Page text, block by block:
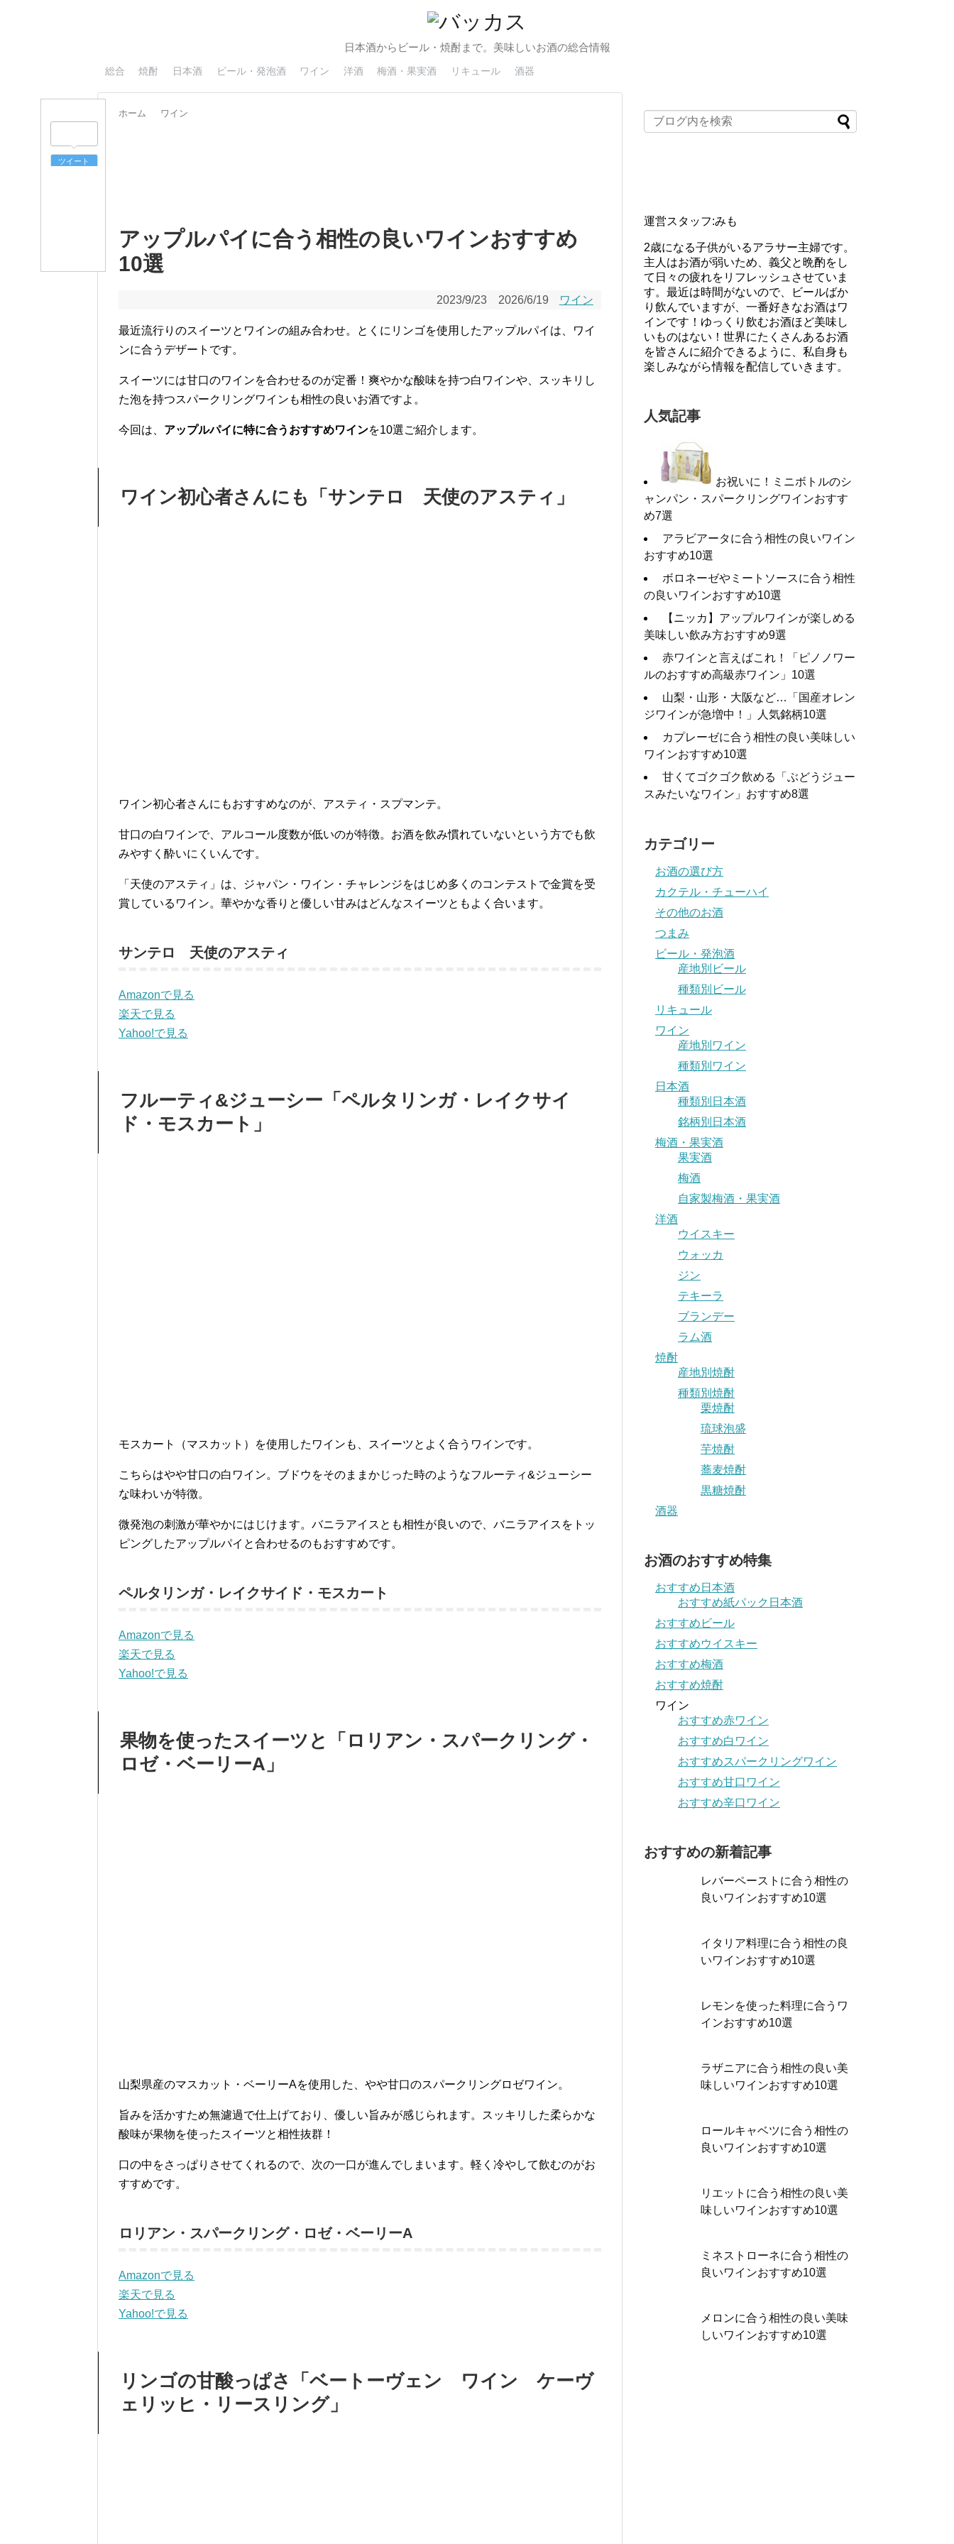
日本酒からビール・焼酎まで。美味しいお酒の総合情報
総合 焼酎 日本酒 ビール・発泡酒 ワイン 洋酒 梅酒・果実酒 リキュール 酒器
ホーム ワイン
ツイート
アップルパイに合う相性の良いワインおすすめ
10選
2023/9/23 2026/6/19 ワイン
最近流行りのスイーツとワインの組み合わせ。とくにリンゴを使用したアップルパイは、ワイ
ンに合うデザートです。
スイーツには甘口のワインを合わせるのが定番！爽やかな酸味を持つ白ワインや、スッキリし
た泡を持つスパークリングワインも相性の良いお酒ですよ。
今回は、 アップルパイに特に合うおすすめワインを10選ご紹介します。
ワイン初心者さんにも「サンテロ 天使のアスティ」
ワイン初心者さんにもおすすめなのが、アスティ・スプマンテ。
甘口の白ワインで、アルコール度数が低いのが特徴。お酒を飲み慣れていないという方でも飲
みやすく酔いにくいんです。
「天使のアスティ」は、ジャパン・ワイン・チャレンジをはじめ多くのコンテストで金賞を受
賞しているワイン。華やかな香りと優しい甘みはどんなスイーツともよく合います。
サンテロ 天使のアスティ
Amazonで見る
楽天で見る
Yahoo!で見る
フルーティ&ジューシー「ペルタリンガ・レイクサイ
ド・モスカート」
モスカート（マスカット）を使用したワインも、スイーツとよく合うワインです。
こちらはやや甘口の白ワイン。ブドウをそのままかじった時のようなフルーティ&ジューシー
な味わいが特徴。
微発泡の刺激が華やかにはじけます。バニラアイスとも相性が良いので、バニラアイスをトッ
ピングしたアップルパイと合わせるのもおすすめです。
ペルタリンガ・レイクサイド・モスカート
Amazonで見る
楽天で見る
Yahoo!で見る
果物を使ったスイーツと「ロリアン・スパークリング・
ロゼ・ベーリーA」
山梨県産のマスカット・ベーリーAを使用した、やや甘口のスパークリングロゼワイン。
旨みを活かすため無濾過で仕上げており、優しい旨みが感じられます。スッキリした柔らかな
酸味が果物を使ったスイーツと相性抜群！
口の中をさっぱりさせてくれるので、次の一口が進んでしまいます。軽く冷やして飲むのがお
すすめです。
ロリアン・スパークリング・ロゼ・ベーリーA
Amazonで見る
楽天で見る
Yahoo!で見る
リンゴの甘酸っぱさ「ベートーヴェン ワイン ケーヴ
ェリッヒ・リースリング」
運営スタッフ:みも
2歳になる子供がいるアラサー主婦です。
主人はお酒が弱いため、義父と晩酌をし
て日々の疲れをリフレッシュさせていま
す。最近は時間がないので、ビールばか
り飲んでいますが、一番好きなお酒はワ
インです！ゆっくり飲むお酒ほど美味し
いものはない！世界にたくさんあるお酒
を皆さんに紹介できるように、私自身も
楽しみながら情報を配信していきます。
人気記事
お祝いに！ミニボトルのシ
ャンパン・スパークリングワインおすす
め7選
アラビアータに合う相性の良いワイン
おすすめ10選
ボロネーゼやミートソースに合う相性
の良いワインおすすめ10選
【ニッカ】アップルワインが楽しめる
美味しい飲み方おすすめ9選
赤ワインと言えばこれ！「ピノノワー
ルのおすすめ高級赤ワイン」10選
山梨・山形・大阪など…「国産オレン
ジワインが急増中！」人気銘柄10選
カプレーゼに合う相性の良い美味しい
ワインおすすめ10選
甘くてゴクゴク飲める「ぶどうジュー
スみたいなワイン」おすすめ8選
カテゴリー
お酒の選び方
カクテル・チューハイ
その他のお酒
つまみ
ビール・発泡酒
産地別ビール
種類別ビール
リキュール
ワイン
産地別ワイン
種類別ワイン
日本酒
種類別日本酒
銘柄別日本酒
梅酒・果実酒
果実酒
梅酒
自家製梅酒・果実酒
洋酒
ウイスキー
ウォッカ
ジン
テキーラ
ブランデー
ラム酒
焼酎
産地別焼酎
種類別焼酎
栗焼酎
琉球泡盛
芋焼酎
蕎麦焼酎
黒糖焼酎
酒器
お酒のおすすめ特集
おすすめ日本酒
おすすめ紙パック日本酒
おすすめビール
おすすめウイスキー
おすすめ梅酒
おすすめ焼酎
ワイン
おすすめ赤ワイン
おすすめ白ワイン
おすすめスパークリングワイン
おすすめ甘口ワイン
おすすめ辛口ワイン
おすすめの新着記事
レバーペーストに合う相性の
良いワインおすすめ10選
イタリア料理に合う相性の良
いワインおすすめ10選
レモンを使った料理に合うワ
インおすすめ10選
ラザニアに合う相性の良い美
味しいワインおすすめ10選
ロールキャベツに合う相性の
良いワインおすすめ10選
リエットに合う相性の良い美
味しいワインおすすめ10選
ミネストローネに合う相性の
良いワインおすすめ10選
メロンに合う相性の良い美味
しいワインおすすめ10選